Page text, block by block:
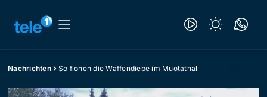
Nachrichten So flohen die Waffendiebe im Muotathal